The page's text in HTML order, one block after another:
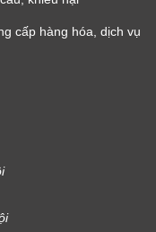
cấp hàng hóa, dịch vụ